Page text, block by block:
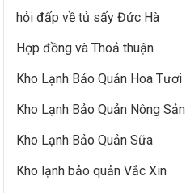
hỏi đấp về tủ sấy Đức Hà
Hợp đồng và Thoả thuận
Kho Lạnh Bảo Quản Hoa Tươi
Kho Lạnh Bảo Quản Nông Sản
Kho Lạnh Bảo Quản Sữa
Kho lạnh bảo quản Vắc Xin